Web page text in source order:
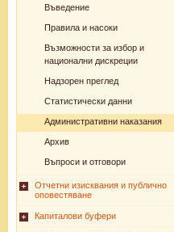
Въведение
Правила и насоки
Възможности за избор и
национални дискреции
Надзорен преглед
Статистически данни
Административни наказания
Архив
Въпроси и отговори
Отчетни изисквания и публично
оповестяване
Капиталови буфери